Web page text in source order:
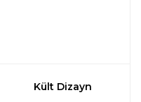
Kült Dizayn